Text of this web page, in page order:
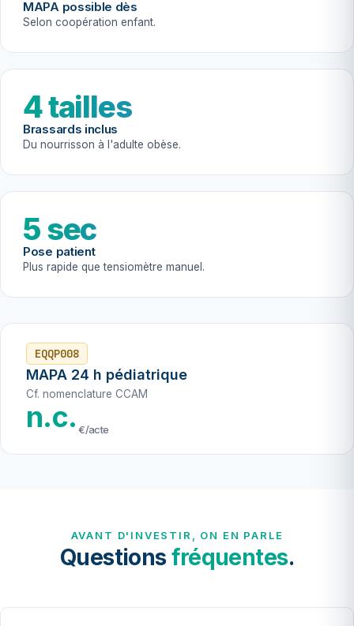
MAPA possible dès
Selon coopération enfant.
4 tailles
Brassards inclus
Du nourrisson à l'adulte obèse.
5 sec
Pose patient
Plus rapide que tensiomètre manuel.
EQQP008
MAPA 24 h pédiatrique
Cf. nomenclature CCAM
n.c. €/acte
AVANT D'INVESTIR, ON EN PARLE
Questionsfréquentes.